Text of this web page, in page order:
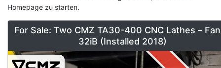
Homepage zu starten.
For Sale: Two CMZ TA30-400 CNC Lathes –
32iB (Installed 2018)